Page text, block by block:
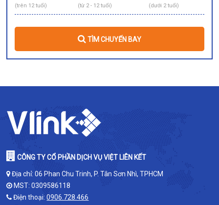
(trên 12 tuổi) (từ 2 - 12 tuổi) (dưới 2 tuổi)
TÌM CHUYẾN BAY
CÔNG TY CỔ PHẦN DỊCH VỤ VIỆT LIÊN KẾT
Địa chỉ: 06 Phan Chu Trinh, P. Tân Sơn Nhì, TPHCM
MST: 0309586118
Điện thoại:0906.728.466